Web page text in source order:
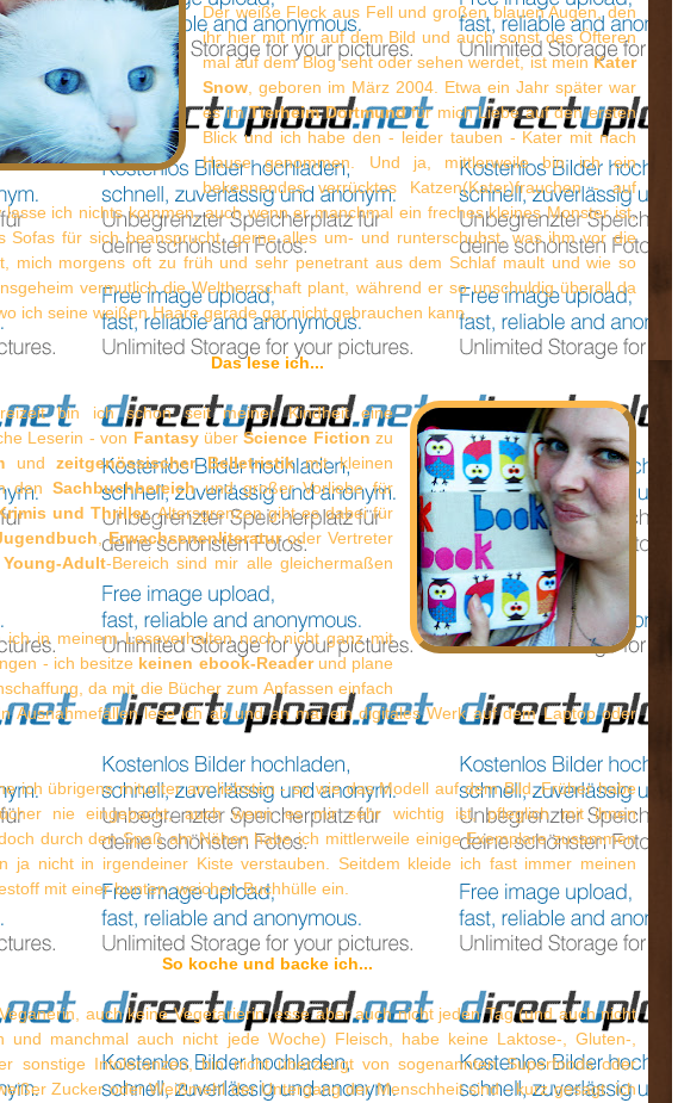
Der weiße Fleck aus Fell und großen blauen Augen, den
ihr hier mit mir auf dem Bild und auch sonst des Öfteren
mal auf dem Blog seht oder sehen werdet, ist meinKater
Snow , geboren im März 2004. Etwa ein Jahr später war
es imTierheim Dortmundfür mich Liebe auf den ersten
Blick und ich habe den - leider tauben - Kater mit nach
Hause genommen. Und ja, mittlerweile bin ich ein
bekennendes verrücktes Katzen(Kater)frauchen - auf
lasse ich nichts kommen, auch wenn er manchmal ein freches kleines Monster ist,
Sofas für sich beansprucht, gerne alles um- und runterschubst, was ihm vor die
mich morgens oft zu früh und sehr penetrant aus dem Schlaf mault und wie so
vermutlich die Weltherrschaft plant, während er so unschuldig überall da
ich seine weißen Haare gerade gar nicht gebrauchen kann...
Das lese ich...
bin ich schon seit meiner Kindheit eine
Leserin - von FantasyüberScience Fiction zu
undzeitgenössischer Belletristikmit kleinen
denSachbuchbereichund großer Vorliebe für
und Thriller. Altersgrenzen gibt es dabei für
,Erwachsenenliteraturoder Vertreter
Young-Adult-Bereich sind mir alle gleichermaßen
ich in meinem Leseverhalten noch nicht ganz mit
- ich besitze keinen ebook-Readerund plane
da mit die Bücher zum Anfassen einfach
Ausnahmefällen lese ich ab und an mal ein digitales Werk auf dem Laptop oder
ich übrigens mitunter am liebsten - so wie das Modell auf dem Bild. Früher habe
nie eingepackt, auch wenn es mir sehr wichtig ist, pfleglich mit ihnen
durch den Spaß am Nähen habe ich mittlerweile einige Exemplare zusammen
ja nicht in irgendeiner Kiste verstauben. Seitdem kleide ich fast immer meinen
mit einer bunten, weichen Buchhülle ein.
So koche und backe ich...
auch keine Vegetarierin, esse aber auch nicht jeden Tag (und auch nicht
und manchmal auch nicht jede Woche) Fleisch, habe keine Laktose-, Gluten-,
sonstige Intoleranzen, bin nicht überzeugt von sogenannten Superfoods oder
Zucker oder Weißmehl der Untergang der Menschheit sind - kurz gesagt: ich